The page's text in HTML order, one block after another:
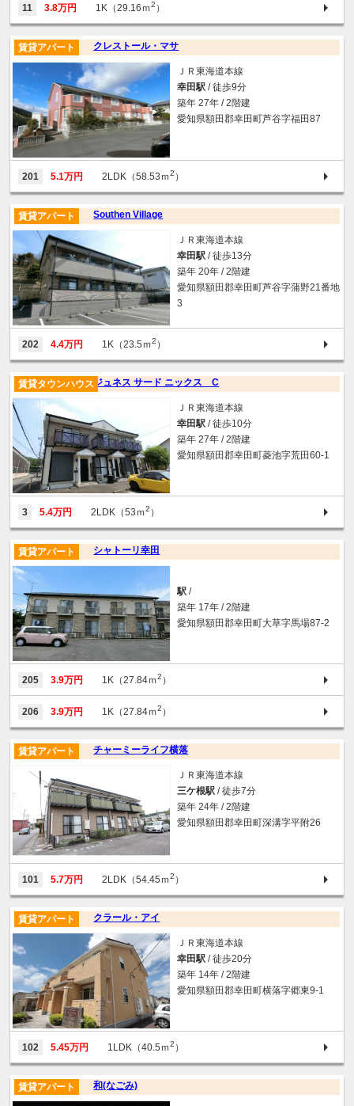
11 3.8万円 1K（29.16ｍ2 ）
クレストール・マサ
賃貸アパート
ＪＲ東海道本線
幸田駅 / 徒歩9分
築年 27年 / 2階建
愛知県額田郡幸田町芦谷字福田87
201 5.1万円 2LDK（58.53ｍ2 ）
Southen Village
賃貸アパート
ＪＲ東海道本線
幸田駅 / 徒歩13分
築年 20年 / 2階建
愛知県額田郡幸田町芦谷字蒲野21番地
3
202 4.4万円 1K（23.5ｍ2 ）
ジュネス サード ニックス C
賃貸タウンハウス
ＪＲ東海道本線
幸田駅 / 徒歩10分
築年 27年 / 2階建
愛知県額田郡幸田町菱池字荒田60-1
3 5.4万円 2LDK（53ｍ2 ）
シャトーリ幸田
賃貸アパート
駅 /
築年 17年 / 2階建
愛知県額田郡幸田町大草字馬場87-2
205 3.9万円 1K（27.84ｍ2 ）
206 3.9万円 1K（27.84ｍ2 ）
チャーミーライフ横落
賃貸アパート
ＪＲ東海道本線
三ケ根駅 / 徒歩7分
築年 24年 / 2階建
愛知県額田郡幸田町深溝字平附26
101 5.7万円 2LDK（54.45ｍ2 ）
クラール・アイ
賃貸アパート
ＪＲ東海道本線
幸田駅 / 徒歩20分
築年 14年 / 2階建
愛知県額田郡幸田町横落字郷東9-1
102 5.45万円 1LDK（40.5ｍ2 ）
和(なごみ)
賃貸アパート